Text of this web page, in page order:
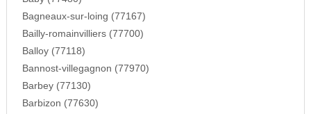
Bagneaux-sur-loing (77167)
Bailly-romainvilliers (77700)
Balloy (77118)
Bannost-villegagnon (77970)
Barbey (77130)
Barbizon (77630)